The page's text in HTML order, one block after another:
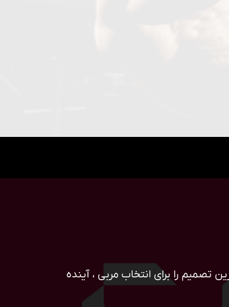
تصمیم را برای انتخاب مربی ، آینده